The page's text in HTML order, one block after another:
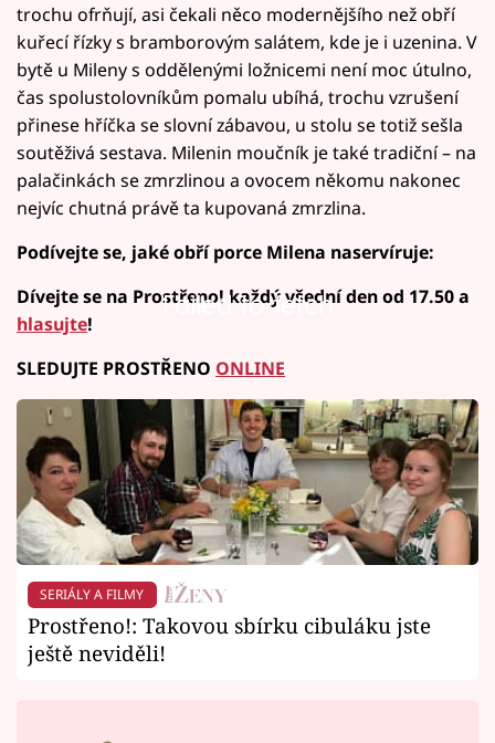
trochu ofrňují, asi čekali něco modernějšího než obří
kuřecí řízky s bramborovým salátem, kde je i uzenina. V
bytě u Mileny s oddělenými ložnicemi není moc útulno,
čas spolustolovníkům pomalu ubíhá, trochu vzrušení
přinese hříčka se slovní zábavou, u stolu se totiž sešla
soutěživá sestava. Milenin moučník je také tradiční – na
palačinkách se zmrzlinou a ovocem někomu nakonec
nejvíc chutná právě ta kupovaná zmrzlina.
Podívejte se, jaké obří porce Milena naservíruje:
Failed to fetch
Dívejte se na Prostřeno! každý všední den od 17.50 a
hlasujte!
SLEDUJTE PROSTŘENO ONLINE
SERIÁLY A FILMY
Prostřeno!: Takovou sbírku cibuláku jste
ještě neviděli!